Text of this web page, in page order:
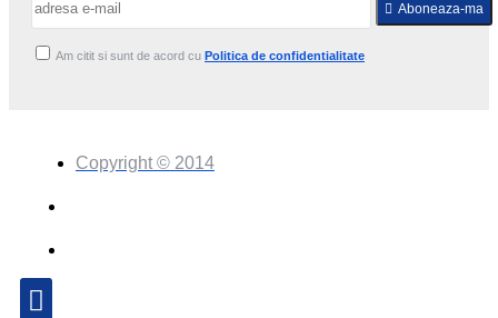
Aboneaza-ma
Am citit si sunt de acord cu Politica de confidentialitate
Copyright © 2014